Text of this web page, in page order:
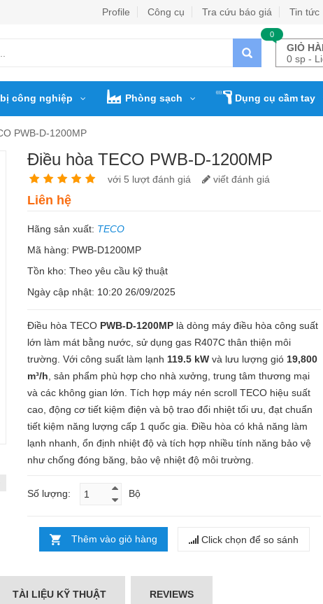
Profile Công cụ Tra cứu báo giá Tin tức
GIỎ
0 sp -
0
công nghiệp Phòng sạch Dụng cụ cầm tay
PWB-D-1200MP
Điều hòa TECO PWB-D-1200MP
với 5 lượt đánh giá viết đánh giá
Liên hệ
Hãng sản xuất: TECO
Mã hàng: PWB-D1200MP
Tồn kho: Theo yêu cầu kỹ thuật
Ngày cập nhật: 10:20 26/09/2025
Điều hòa TECO PWB-D-1200MP là dòng máy điều hòa công suất
lớn làm mát bằng nước, sử dụng gas R407C thân thiện môi
trường. Với công suất làm lạnh 119.5 kW và lưu lượng gió 19,800
m³/h , sản phẩm phù hợp cho nhà xưởng, trung tâm thương mại
và các không gian lớn. Tích hợp máy nén scroll TECO hiệu suất
cao, động cơ tiết kiệm điện và bộ trao đổi nhiệt tối ưu, đạt chuẩn
tiết kiệm năng lượng cấp 1 quốc gia. Điều hòa có khả năng làm
lạnh nhanh, ổn định nhiệt độ và tích hợp nhiều tính năng bảo vệ
như chống đóng băng, bảo vệ nhiệt độ môi trường.
Số lượng: Bộ
Thêm vào giỏ hàng Click chọn để so sánh
TÀI LIỆU KỸ THUẬT REVIEWS